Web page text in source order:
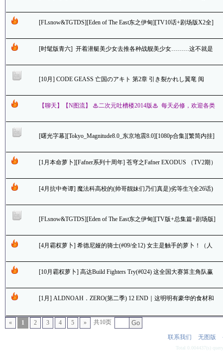
[FLsnow&TGTDS][Eden of The East东之伊甸][TV10话+剧场版X2全]
[时髦版青六] 开着潜艇美少女去推各种战舰美少女………这不就是
[10月] CODE GEASS 亡国のアキト 第2章 引き裂かれし翼竜 阅
【聊天】【N图流】 ♨二次元吐槽楼2014版♨ 每天必修，欢迎各类
[曙光字幕][Tokyo_Magnitude8.0_东京地震8.0][1080p合集][繁简内挂]
[1月本命萝卜][Fafner系列十周年] 苍穹之Fafner EXODUS （TV2期）
[4月抗中奇谭] 魔法科高校的(帅哥靓妹们乃们真是)劣等生?(全26话)
[FLsnow&TGTDS][Eden of The East东之伊甸][TV版+总集篇+剧场版]
[4月霸权萝卜] 希德尼娅的骑士(#09/全12) 女主是触手的萝卜！（人
[10月霸权萝卜] 高达Build Fighters Try(#024) 这全国大赛算主角队赢
[1月] ALDNOAH．ZERO(第二季) 12 END｜这明明有豪华的食材和
« 1 2 3 4 5 » 共10页 Go
联系我们 无图版
Total 0.004437(s)